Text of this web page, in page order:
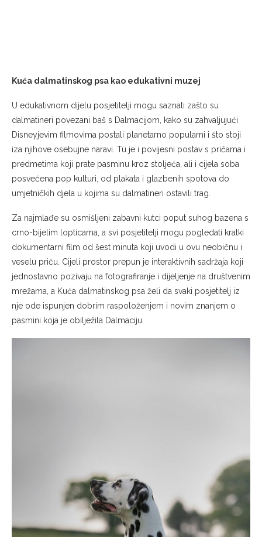
Kuća dalmatinskog psa kao edukativni muzej
U edukativnom dijelu posjetitelji mogu saznati zašto su
dalmatineri povezani baš s Dalmacijom, kako su zahvaljujući
Disneyjevim filmovima postali planetarno popularni i što stoji
iza njihove osebujne naravi. Tu je i povijesni postav s pričama i
predmetima koji prate pasminu kroz stoljeća, ali i cijela soba
posvećena pop kulturi, od plakata i glazbenih spotova do
umjetničkih djela u kojima su dalmatineri ostavili trag.
Za najmlađe su osmišljeni zabavni kutci poput suhog bazena s
crno-bijelim lopticama, a svi posjetitelji mogu pogledati kratki
dokumentarni film od šest minuta koji uvodi u ovu neobičnu i
veselu priču. Cijeli prostor prepun je interaktivnih sadržaja koji
jednostavno pozivaju na fotografiranje i dijeljenje na društvenim
mrežama, a Kuća dalmatinskog psa želi da svaki posjetitelj iz
nje ode ispunjen dobrim raspoloženjem i novim znanjem o
pasmini koja je obilježila Dalmaciju.